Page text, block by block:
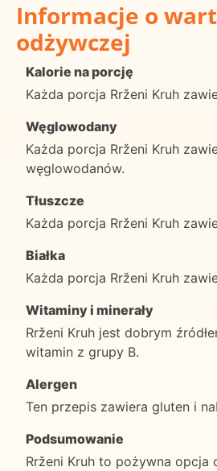
Informacje o
odżywczej
Kalorie na porcję
Każda porcja Rrženi Kruh
Węglowodany
Każda porcja Rrženi Kruh
węglowodanów.
Tłuszcze
Każda porcja Rrženi Kruh
Białka
Każda porcja Rrženi Kruh
Witaminy i minerały
Rrženi Kruh jest dobrym
witamin z grupy B.
Alergen
Ten przepis zawiera gluten i
Podsumowanie
Rrženi Kruh to pożywna opcja